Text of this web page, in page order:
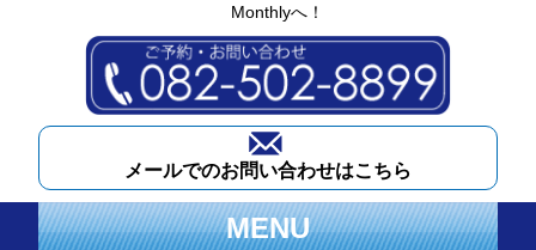
Monthlyへ！
メールでのお問い合わせはこちら
MENU